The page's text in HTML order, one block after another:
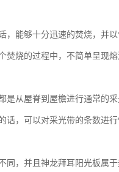
，能够十分迅速的焚烧，并
烧的过程中，不简单呈现
从屋脊到屋檐进行通常的
，可以对采光带的条数进
，并且神龙拜耳阳光板属